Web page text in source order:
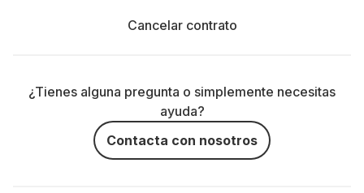
Cancelar contrato
¿Tienes alguna pregunta o simplemente necesitas
ayuda?
Contacta con nosotros